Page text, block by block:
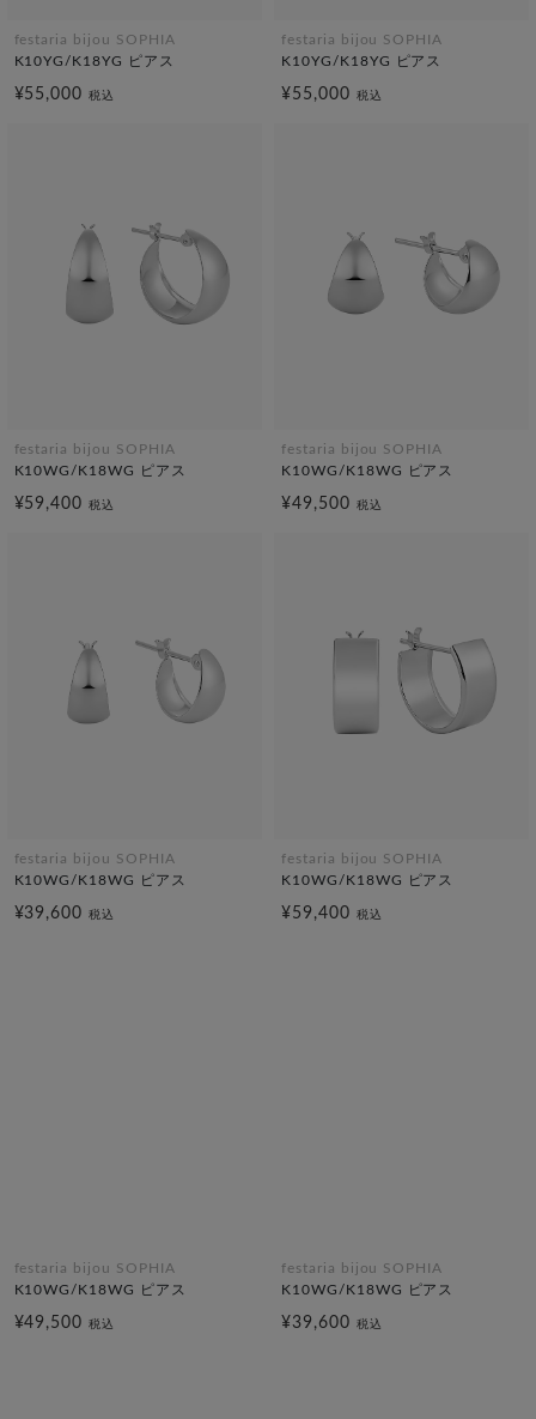
festaria bijou SOPHIA
K10YG/K18YG ピアス
¥55,000税込
festaria bijou SOPHIA
K10YG/K18YG ピアス
¥55,000 税込
festaria bijou SOPHIA
K10WG/K18WG ピアス
¥59,400税込
festaria bijou SOPHIA
K10WG/K18WG ピアス
¥49,500 税込
festaria bijou SOPHIA
K10WG/K18WG ピアス
¥39,600税込
festaria bijou SOPHIA
K10WG/K18WG ピアス
¥59,400 税込
festaria bijou SOPHIA
K10WG/K18WG ピアス
¥49,500税込
festaria bijou SOPHIA
K10WG/K18WG ピアス
¥39,600 税込